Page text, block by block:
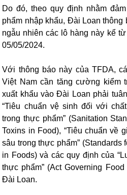
Do đó, theo quy định nhằm
phẩm nhập khẩu, Đài Loan thông
ngẫu nhiên các lô hàng này kể
05/05/2024.
Với thông báo này của TFDA,
Việt Nam cần tăng cường kiểm
xuất khẩu vào Đài Loan phải
“Tiêu chuẩn vệ sinh đối với
trong thực phẩm” (Sanitation
Toxins in Food), “Tiêu chuẩn về
sâu trong thực phẩm” (Standards
in Foods) và các quy định của
thực phẩm” (Act Governing
Đài Loan.